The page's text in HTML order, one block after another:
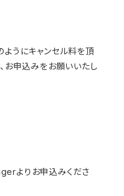
うにキャンセル料を頂
お申込みをお願いいたし
よりお申込みくださ